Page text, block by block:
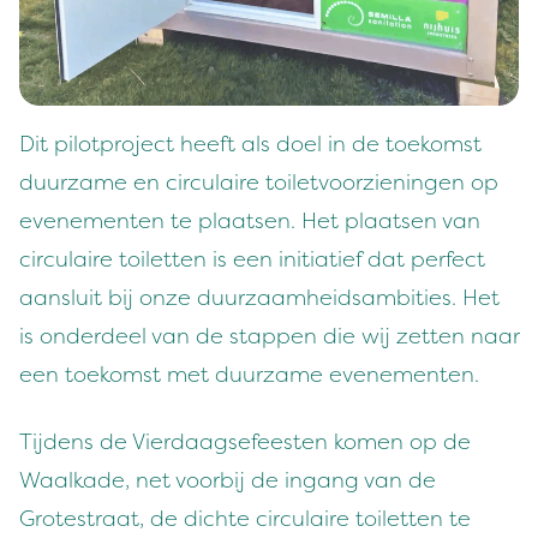
Dit pilotproject heeft als doel in de toekomst
duurzame en circulaire toiletvoorzieningen op
evenementen te plaatsen. Het plaatsen van
circulaire toiletten is een initiatief dat perfect
aansluit bij onze duurzaamheidsambities. Het
is onderdeel van de stappen die wij zetten naar
een toekomst met duurzame evenementen.
Tijdens de Vierdaagsefeesten komen op de
Waalkade, net voorbij de ingang van de
Grotestraat, de dichte circulaire toiletten te